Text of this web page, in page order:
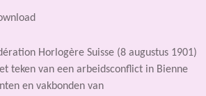
Horlogère Suisse (8 augustus 1901)
teken van een arbeidsconflict in Bienne
en vakbonden van